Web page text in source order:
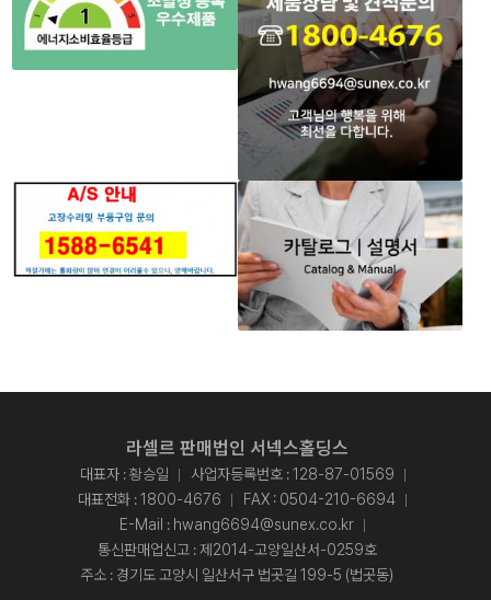
라셀르 판매법인 서넥스홀딩스
대표자 : 황승일
사업자등록번호 : 128-87-01569
대표전화 :1800-4676
FAX : 0504-210-6694
E-Mail : hwang6694@sunex.co.kr
통신판매업신고 : 제2014-고양일산서-0259호
주소 : 경기도 고양시 일산서구 법곳길 199-5 (법곳동)